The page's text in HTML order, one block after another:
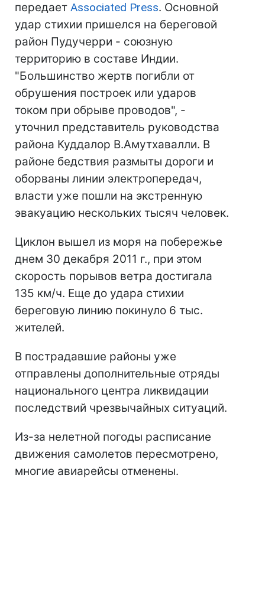
передает Associated Press. Основной
удар стихии пришелся на береговой
район Пудучерри - союзную
территорию в составе Индии.
"Большинство жертв погибли от
обрушения построек или ударов
током при обрыве проводов", -
уточнил представитель руководства
района Куддалор В.Амутхавалли. В
районе бедствия размыты дороги и
оборваны линии электропередач,
власти уже пошли на экстренную
эвакуацию нескольких тысяч человек.
Циклон вышел из моря на побережье
днем 30 декабря 2011 г., при этом
скорость порывов ветра достигала
135 км/ч. Еще до удара стихии
береговую линию покинуло 6 тыс.
жителей.
В пострадавшие районы уже
отправлены дополнительные отряды
национального центра ликвидации
последствий чрезвычайных ситуаций.
Из-за нелетной погоды расписание
движения самолетов пересмотрено,
многие авиарейсы отменены.